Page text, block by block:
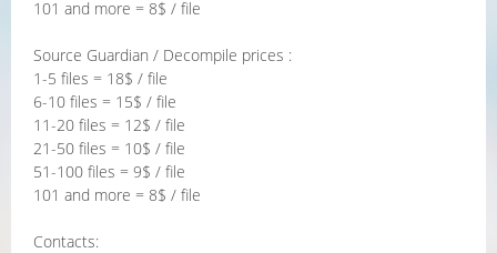
101 and more = 8$ / file
Source Guardian / Decompile prices :
1-5 files = 18$ / file
6-10 files = 15$ / file
11-20 files = 12$ / file
21-50 files = 10$ / file
51-100 files = 9$ / file
101 and more = 8$ / file
Contacts: